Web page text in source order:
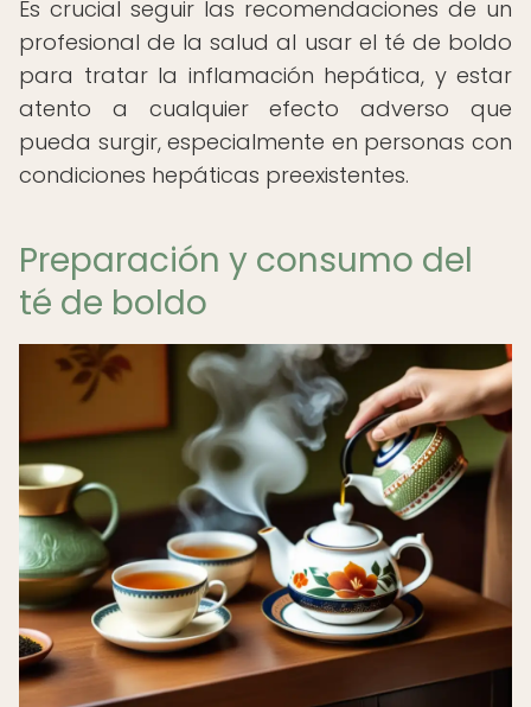
Es crucial seguir las recomendaciones de un
profesional de la salud al usar el té de boldo
para tratar la inflamación hepática, y estar
atento a cualquier efecto adverso que
pueda surgir, especialmente en personas con
condiciones hepáticas preexistentes.
Preparación y consumo del
té de boldo